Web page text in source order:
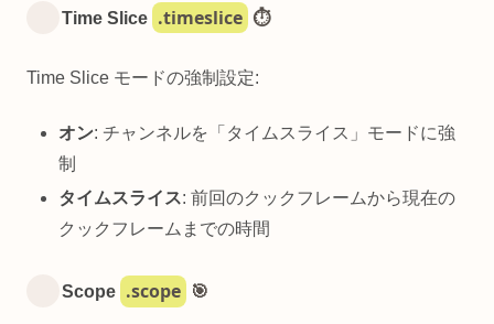
Time Slice .timeslice ⏱️
Time Slice モードの強制設定:
オン: チャンネルを「タイムスライス」モードに強
制
タイムスライス: 前回のクックフレームから現在の
クックフレームまでの時間
Scope .scope 🎯